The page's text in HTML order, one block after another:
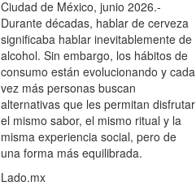
Ciudad de México, junio 2026.-
Durante décadas, hablar de cerveza
significaba hablar inevitablemente de
alcohol. Sin embargo, los hábitos de
consumo están evolucionando y cada
vez más personas buscan
alternativas que les permitan disfrutar
el mismo sabor, el mismo ritual y la
misma experiencia social, pero de
una forma más equilibrada.
Lado.mx